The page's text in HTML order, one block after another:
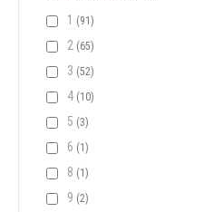
1 (91)
2 (65)
3 (52)
4 (10)
5 (3)
6 (1)
8 (1)
9 (2)